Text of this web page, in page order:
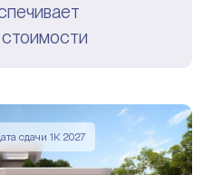
сдачи 1К 2027